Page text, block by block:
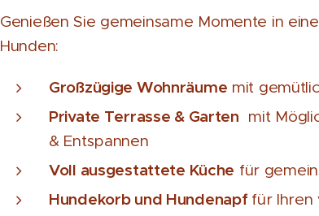
Genießen Sie gemeinsame Momente in
Hunden:
Großzügige Wohnräume mit
Private Terrasse & Garten mit
& Entspannen
Voll ausgestattete Küche für
Hundekorb und Hundenapf für Ihren